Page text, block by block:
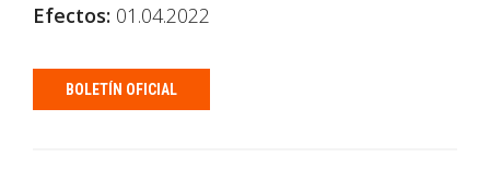
Efectos: 01.04.2022
BOLETÍN OFICIAL